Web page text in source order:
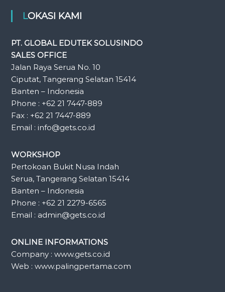
LOKASI KAMI
PT. GLOBAL EDUTEK SOLUSINDO
SALES OFFICE
Jalan Raya Serua No. 10
Ciputat, Tangerang Selatan 15414
Banten – Indonesia
Phone : +62 21 7447-889
Fax : +62 21 7447-889
Email : info@gets.co.id
WORKSHOP
Pertokoan Bukit Nusa Indah
Serua, Tangerang Selatan 15414
Banten – Indonesia
Phone : +62 21 2279-6565
Email : admin@gets.co.id
ONLINE INFORMATIONS
Company : www.gets.co.id
Web : www.palingpertama.com